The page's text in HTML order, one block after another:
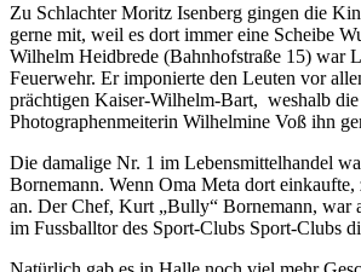
Zu Schlachter Moritz Isenberg gingen die
gerne mit, weil es dort immer eine Scheibe
Wilhelm Heidbrede (Bahnhofstraße 15) war
Feuerwehr. Er imponierte den Leuten vor
prächtigen Kaiser-Wilhelm-Bart, weshalb
Photographenmeiterin Wilhelmine Voß ihn
Die damalige Nr. 1 im Lebensmittelhandel
Bornemann. Wenn Oma Meta dort einkaufte,
an. Der Chef, Kurt „Bully“ Bornemann, war
im Fussballtor des Sport-Clubs Sport-Clubs